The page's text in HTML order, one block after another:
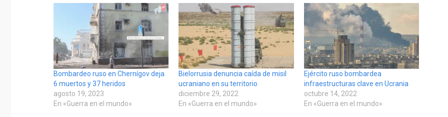
Bombardeo ruso en Chernígov deja
6 muertos y 37 heridos
agosto 19, 2023
En «Guerra en el mundo»
Bielorrusia denuncia caída de misil
ucraniano en su territorio
diciembre 29, 2022
En «Guerra en el mundo»
Ejército ruso bombardea
infraestructuras clave en Ucrania
octubre 14, 2022
En «Guerra en el mundo»